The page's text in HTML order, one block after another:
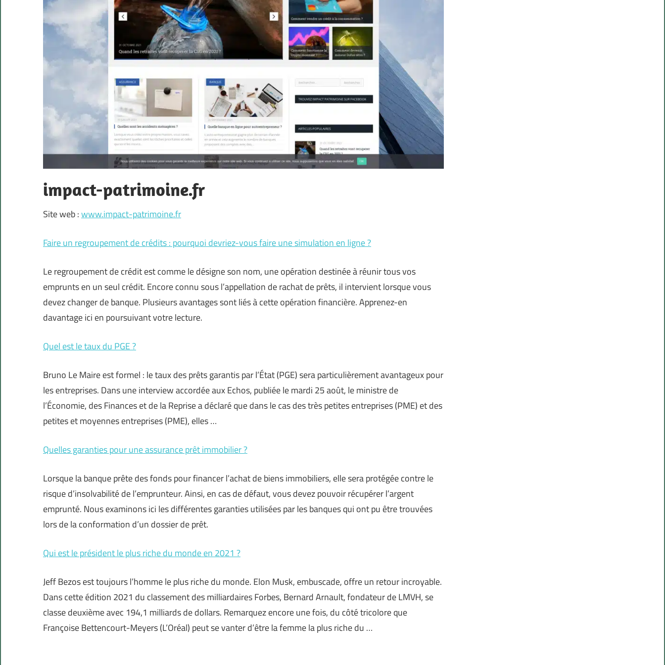
impact-patrimoine.fr
Site web :www.impact-patrimoine.fr
Faire un regroupement de crédits : pourquoi devriez-vous faire une simulation en ligne ?
Le regroupement de crédit est comme le désigne son nom, une opération destinée à réunir tous vos
emprunts en un seul crédit. Encore connu sous l’appellation de rachat de prêts, il intervient lorsque vous
devez changer de banque. Plusieurs avantages sont liés à cette opération financière. Apprenez-en
davantage ici en poursuivant votre lecture.
Quel est le taux du PGE ?
Bruno Le Maire est formel : le taux des prêts garantis par l’État (PGE) sera particulièrement avantageux pour
les entreprises. Dans une interview accordée aux Echos, publiée le mardi 25 août, le ministre de
l’Économie, des Finances et de la Reprise a déclaré que dans le cas des très petites entreprises (PME) et des
petites et moyennes entreprises (PME), elles …
Quelles garanties pour une assurance prêt immobilier ?
Lorsque la banque prête des fonds pour financer l’achat de biens immobiliers, elle sera protégée contre le
risque d’insolvabilité de l’emprunteur. Ainsi, en cas de défaut, vous devez pouvoir récupérer l’argent
emprunté. Nous examinons ici les différentes garanties utilisées par les banques qui ont pu être trouvées
lors de la conformation d’un dossier de prêt.
Qui est le président le plus riche du monde en 2021 ?
Jeff Bezos est toujours l’homme le plus riche du monde. Elon Musk, embuscade, offre un retour incroyable.
Dans cette édition 2021 du classement des milliardaires Forbes, Bernard Arnault, fondateur de LMVH, se
classe deuxième avec 194,1 milliards de dollars. Remarquez encore une fois, du côté tricolore que
Françoise Bettencourt-Meyers (L’Oréal) peut se vanter d’être la femme la plus riche du …